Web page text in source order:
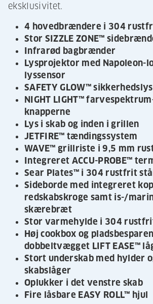
eksklusivitet.
4 hovedbrændere i 304
Stor SIZZLE ZONE™
Infrarød bagbrænder
Lysprojektor med Napoleon-
lyssensor
SAFETY GLOW™
NIGHT LIGHT™
knapperne
Lys i skab og inden i grillen
JETFIRE™ tændingssystem
WAVE™ grillriste i 9,5 mm
Integreret ACCU-PROBE™
Sear Plates™ i 304 rustfrit
Sideborde med integreret
redskabskroge samt is-/
skærebræt
Stor varmehylde i 304
Høj cookbox og
dobbeltvægget LIFT EASE™
Stort underskab med hylder
skabslåger
Oplukker i det venstre skab
Fire låsbare EASY ROLL™ hjul